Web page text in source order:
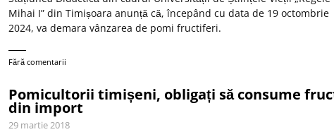
Mihai I” din Timișoara anunță că, începând cu data de 19 octombrie
2024, va demara vânzarea de pomi fructiferi.
Fără comentarii
Pomicultorii timișeni, obligați să consume
din import
29 martie 2018